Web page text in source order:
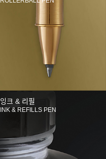
잉크 & 리필
INK & REFILLS PEN